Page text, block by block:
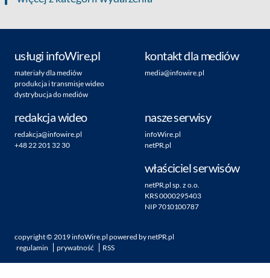
usługi infoWire.pl
materiały dla mediów
produkcja i transmisje wideo
dystrybucja do mediów
kontakt dla mediów
media@infowire.pl
redakcja wideo
redakcja@infowire.pl
+48 22 201 32 30
nasze serwisy
infoWire.pl
netPR.pl
właściciel serwisów
netPR.pl sp. z o.o.
KRS 0000295403
NIP 7010100787
copyright ©2019infoWire.pl powered bynetPR.pl
regulamin
prywatność RSS